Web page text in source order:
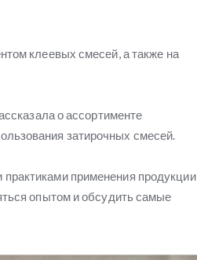
клеевых смесей, а также на
о ассортименте
затирочных смесей.
применения продукции
опытом и обсудить самые